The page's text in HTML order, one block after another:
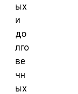
ых
и
до
лго
ве
чн
ых